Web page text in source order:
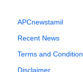
APCnewstamil
Recent News
Terms and Condition
Disclaimer